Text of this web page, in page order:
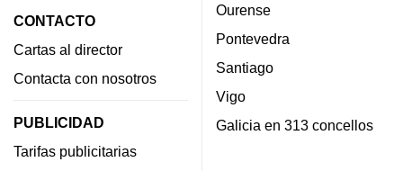
CONTACTO
Cartas al director
Contacta con nosotros
PUBLICIDAD
Tarifas publicitarias
Ourense
Pontevedra
Santiago
Vigo
Galicia en 313 concellos